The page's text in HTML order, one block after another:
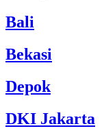
Bali
Bekasi
Depok
DKI Jakarta